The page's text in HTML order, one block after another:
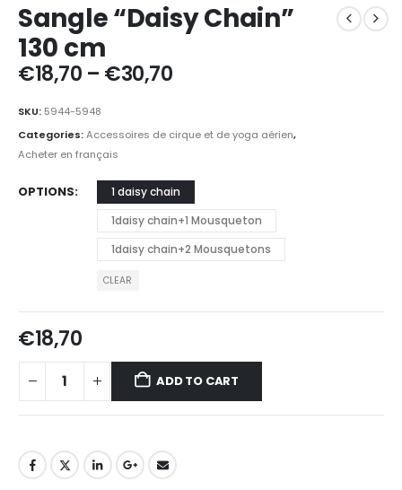
Sangle “Daisy Chain”
130 cm
€18,70 – €30,70Price
through
SKU: 5944-5948
Categories:Accessoires de cirque et de yoga aérien,
Acheter en français
OPTIONS
1 daisy chain
1daisy chain+1 Mousqueton
1daisy chain+2 Mousquetons
CLEAR
€18,70
ADD TO CART